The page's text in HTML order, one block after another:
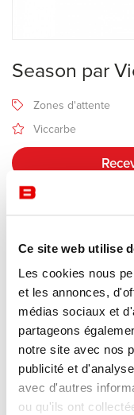
Ce site web utilise
Les cookies nous
et les annonces,
médias sociaux et
partageons
notre site avec nos
publicité et
avec d'autres
ou qu'ils ont
Season par
Zones d'attente
Viccarbe
Banc tapissé,Season
publics.
Ses proportions
permettant
différentes positions
mobilier très appréciée.
Moelleux, il se prête